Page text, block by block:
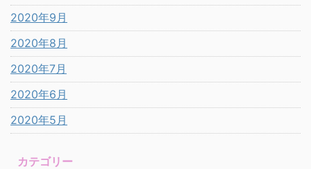
2020年9月
2020年8月
2020年7月
2020年6月
2020年5月
カテゴリー